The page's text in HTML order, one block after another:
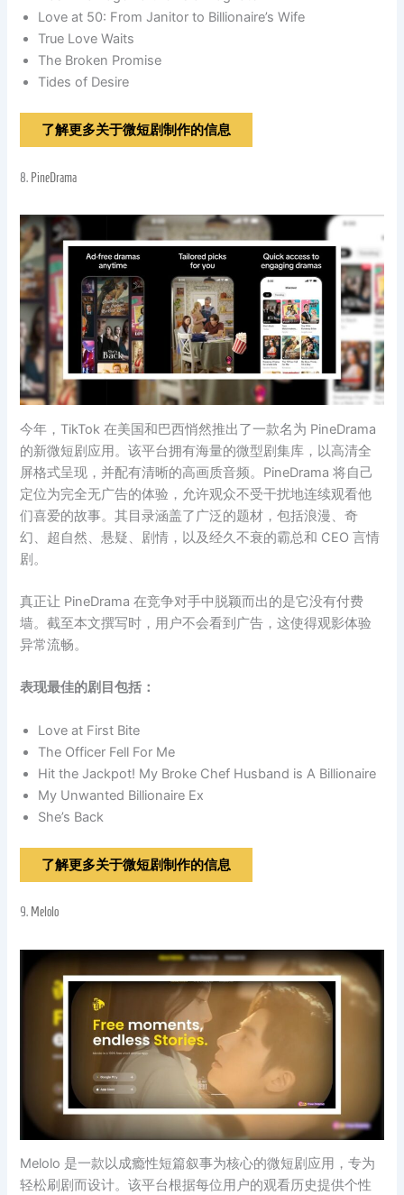
Love at 50: From Janitor to Billionaire’s Wife
True Love Waits
The Broken Promise
Tides of Desire
了解更多关于微短剧制作的信息
8. PineDrama
今年，TikTok 在美国和巴西悄然推出了一款名为 PineDrama
的新微短剧应用。该平台拥有海量的微型剧集库，以高清全
屏格式呈现，并配有清晰的高画质音频。PineDrama 将自己
定位为完全无广告的体验，允许观众不受干扰地连续观看他
们喜爱的故事。其目录涵盖了广泛的题材，包括浪漫、奇
幻、超自然、悬疑、剧情，以及经久不衰的霸总和 CEO 言情
剧。
真正让 PineDrama 在竞争对手中脱颖而出的是它没有付费
墙。截至本文撰写时，用户不会看到广告，这使得观影体验
异常流畅。
表现最佳的剧目包括：
Love at First Bite
The Officer Fell For Me
Hit the Jackpot! My Broke Chef Husband is A Billionaire
My Unwanted Billionaire Ex
She’s Back
了解更多关于微短剧制作的信息
9. Melolo
Melolo 是一款以成瘾性短篇叙事为核心的微短剧应用，专为
轻松刷剧而设计。该平台根据每位用户的观看历史提供个性